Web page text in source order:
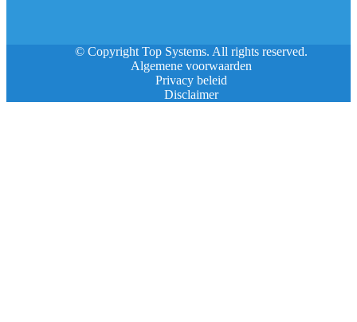
© Copyright Top Systems. All rights reserved.
Algemene voorwaarden
Privacy beleid
Disclaimer